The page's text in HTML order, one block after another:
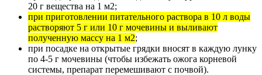
20 г вещества на 1 м2;
при приготовлении питательного раствора в 10 л воды
растворяют 5 г или 10 г мочевины и выливают
полученную массу на 1 м2;
при посадке на открытые грядки вносят в каждую лунку
по 4-5 г мочевины (чтобы избежать ожога корневой
системы, препарат перемешивают с почвой).